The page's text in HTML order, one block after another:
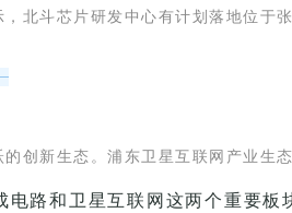
北斗芯片研发中心有计划落地位于
创新生态。浦东卫星互联网产业生
电路和卫星互联网这两个重要